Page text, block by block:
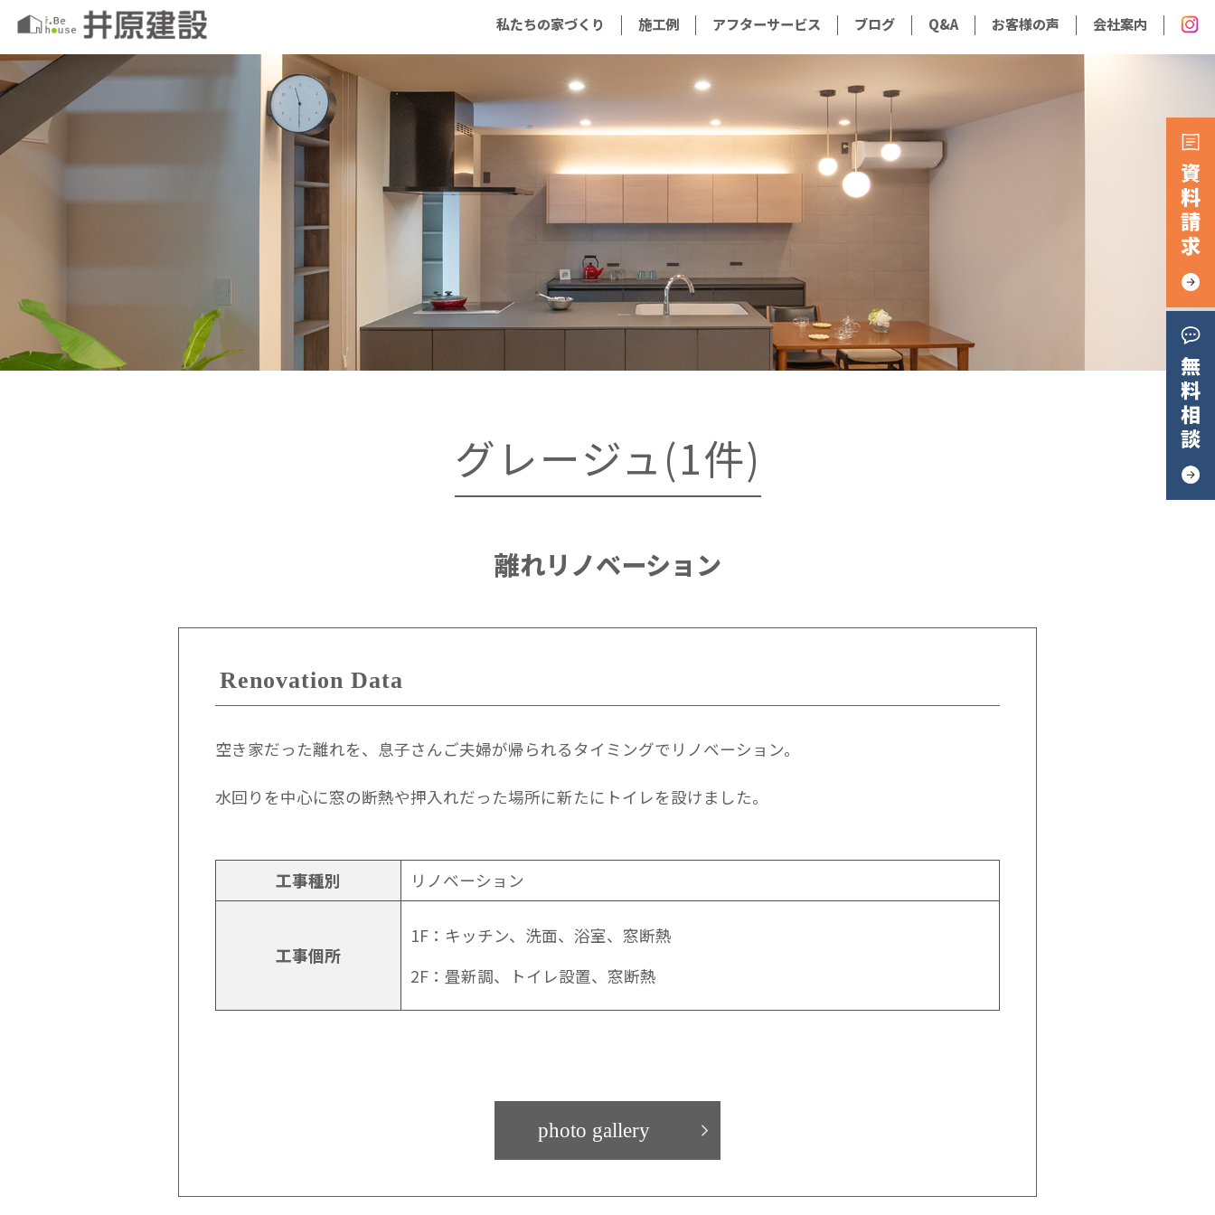
このページの本文へ
私たちの家づくり 施工例 アフターサービス ブログ Q&A お客様の声 会社案内
グレージュ(1件)
離れリノベーション
Renovation Data
空き家だった離れを、息子さんご夫婦が帰られるタイミングでリノベーション。
水回りを中心に窓の断熱や押入れだった場所に新たにトイレを設けました。
工事種別 リノベーション
工事個所
1F：キッチン、洗面、浴室、窓断熱
2F：畳新調、トイレ設置、窓断熱
photo gallery